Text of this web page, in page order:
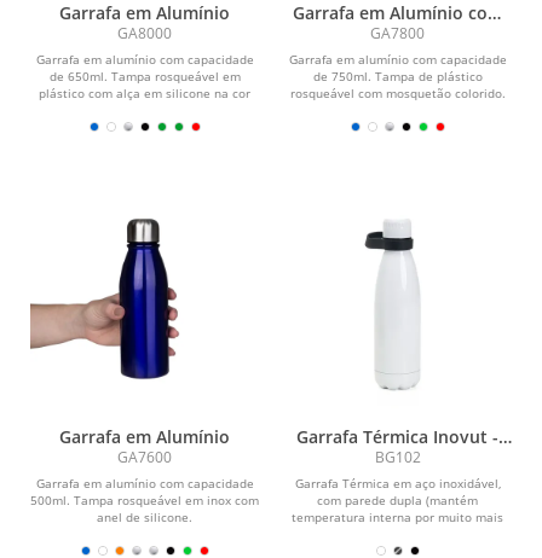
Garrafa em Alumínio
GA8000
Garrafa em alumínio com capacidade
de 650ml. Tampa rosqueável em
plástico com alça em silicone na cor
Garrafa em Alumínio com
mosquetão
GA7800
Garrafa em alumínio com capacidade
de 750ml. Tampa de plástico
rosqueável com mosquetão colorido.
Garrafa em Alumínio
GA7600
Garrafa em alumínio com capacidade
500ml. Tampa rosqueável em inox com
anel de silicone.
Garrafa Térmica Inovut -
510ml
BG102
Garrafa Térmica em aço inoxidável,
com parede dupla (mantém
temperatura interna por muito mais